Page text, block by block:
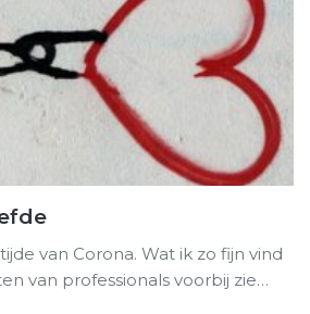
van Corona. Wat ik zo fijn vind
van professionals voorbij zie…